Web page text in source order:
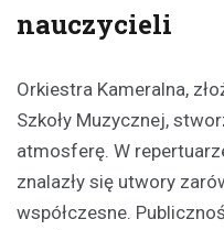
nauczycieli
Orkiestra Kameralna,
Szkoły Muzycznej,
atmosferę. W
znalazły się utwory
współczesne.